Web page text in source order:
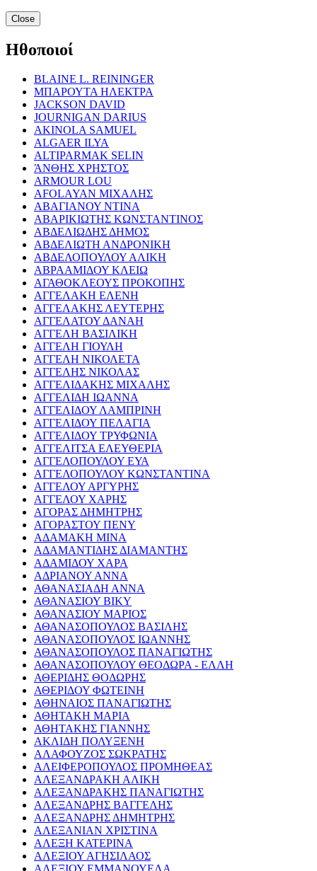
Close
Ηθοποιοί
BLAINE L. REININGER
ΜΠΑΡΟΥΤΑ ΗΛΕΚΤΡΑ
JACKSON DAVID
JOURNIGAN DARIUS
AKINOLA SAMUEL
ALGAER ILYA
ALTIPARMAK SELIN
ΆΝΘΗΣ ΧΡΗΣΤΟΣ
ARMOUR LOU
AFOLAYAN ΜΙΧΑΛΗΣ
ΑΒΑΓΙΑΝΟΥ ΝΤΙΝΑ
ΑΒΑΡΙΚΙΩΤΗΣ ΚΩΝΣΤΑΝΤΙΝΟΣ
ΑΒΔΕΛΙΩΔΗΣ ΔΗΜΟΣ
ΑΒΔΕΛΙΩΤΗ ΑΝΔΡΟΝΙΚΗ
ΑΒΔΕΛΟΠΟΥΛΟΥ ΑΛΙΚΗ
ΑΒΡΑΑΜΙΔΟΥ ΚΛΕΙΩ
ΑΓΑΘΟΚΛΕΟΥΣ ΠΡΟΚΟΠΗΣ
ΑΓΓΕΛΑΚΗ ΕΛΕΝΗ
ΑΓΓΕΛΑΚΗΣ ΛΕΥΤΕΡΗΣ
ΑΓΓΕΛΑΤΟΥ ΔΑΝΑΗ
ΑΓΓΕΛΗ ΒΑΣΙΛΙΚΗ
ΑΓΓΕΛΗ ΓΙΟΥΛΗ
ΑΓΓΕΛΗ ΝΙΚΟΛΕΤΑ
ΑΓΓΕΛΗΣ ΝΙΚΟΛΑΣ
ΑΓΓΕΛΙΔΑΚΗΣ ΜΙΧΑΛΗΣ
ΑΓΓΕΛΙΔΗ ΙΩΑΝΝΑ
ΑΓΓΕΛΙΔΟΥ ΛΑΜΠΡΙΝΗ
ΑΓΓΕΛΙΔΟΥ ΠΕΛΑΓΙΑ
ΑΓΓΕΛΙΔΟΥ ΤΡΥΦΩΝΙΑ
ΑΓΓΕΛΙΤΣΑ ΕΛΕΥΘΕΡΙΑ
ΑΓΓΕΛΟΠΟΥΛΟΥ ΕΥΑ
ΑΓΓΕΛΟΠΟΥΛΟΥ ΚΩΝΣΤΑΝΤΙΝΑ
ΑΓΓΕΛΟΥ ΑΡΓΥΡΗΣ
ΑΓΓΕΛΟΥ ΧΑΡΗΣ
ΑΓΟΡΑΣ ΔΗΜΗΤΡΗΣ
ΑΓΟΡΑΣΤΟΥ ΠΕΝΥ
ΑΔΑΜΑΚΗ ΜΙΝΑ
ΑΔΑΜΑΝΤΙΔΗΣ ΔΙΑΜΑΝΤΗΣ
ΑΔΑΜΙΔΟΥ ΧΑΡΑ
ΑΔΡΙΑΝΟΥ ΑΝΝΑ
ΑΘΑΝΑΣΙΑΔΗ ΑΝΝΑ
ΑΘΑΝΑΣΙΟΥ ΒΙΚΥ
ΑΘΑΝΑΣΙΟΥ ΜΑΡΙΟΣ
ΑΘΑΝΑΣΟΠΟΥΛΟΣ ΒΑΣΙΛΗΣ
ΑΘΑΝΑΣΟΠΟΥΛΟΣ ΙΩΑΝΝΗΣ
ΑΘΑΝΑΣΟΠΟΥΛΟΣ ΠΑΝΑΓΙΩΤΗΣ
ΑΘΑΝΑΣΟΠΟΥΛΟΥ ΘΕΟΔΩΡΑ - ΕΛΛΗ
ΑΘΕΡΙΔΗΣ ΘΟΔΩΡΗΣ
ΑΘΕΡΙΔΟΥ ΦΩΤΕΙΝΗ
ΑΘΗΝΑΙΟΣ ΠΑΝΑΓΙΩΤΗΣ
ΑΘΗΤΑΚΗ ΜΑΡΙΑ
ΑΘΗΤΑΚΗΣ ΓΙΑΝΝΗΣ
ΑΚΛΙΔΗ ΠΟΛΥΞΕΝΗ
ΑΛΑΦΟΥΖΟΣ ΣΩΚΡΑΤΗΣ
ΑΛΕΙΦΕΡΟΠΟΥΛΟΣ ΠΡΟΜΗΘΕΑΣ
ΑΛΕΞΑΝΔΡΑΚΗ ΑΛΙΚΗ
ΑΛΕΞΑΝΔΡΑΚΗΣ ΠΑΝΑΓΙΩΤΗΣ
ΑΛΕΞΑΝΔΡΗΣ ΒΑΓΓΕΛΗΣ
ΑΛΕΞΑΝΔΡΗΣ ΔΗΜΗΤΡΗΣ
ΑΛΕΞΑΝΙΑΝ ΧΡΙΣΤΙΝΑ
ΑΛΕΞΗ ΚΑΤΕΡΙΝΑ
ΑΛΕΞΙΟΥ ΑΓΗΣΙΛΑΟΣ